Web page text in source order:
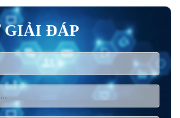
GIẢI ĐÁP